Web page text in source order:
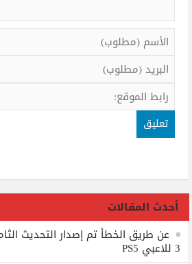
أحدث المقالات
3 للاعبي PS5